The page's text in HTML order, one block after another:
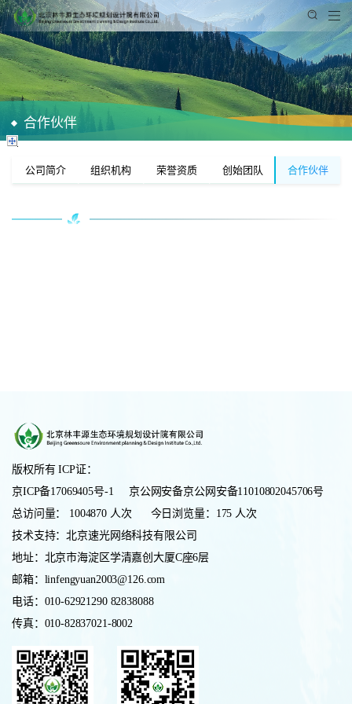
合作伙伴
公司简介 组织机构 荣誉资质 创始团队 合作伙伴
版权所有 ICP证：
京ICP备17069405号-1 京公网安备京公网安备11010802045706号
总访问量： 1004870 人次
今日浏览量：175 人次
技术支持：北京速光网络科技有限公司
地址：北京市海淀区学清嘉创大厦C座6层
邮箱：linfengyuan2003@126.com
电话：010-62921290 82838088
传真：010-82837021-8002